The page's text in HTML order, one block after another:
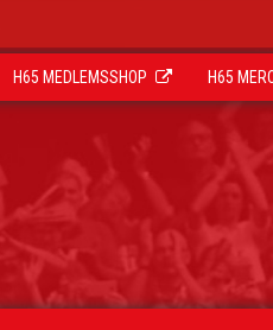
H65 MEDLEMSSHOP H65